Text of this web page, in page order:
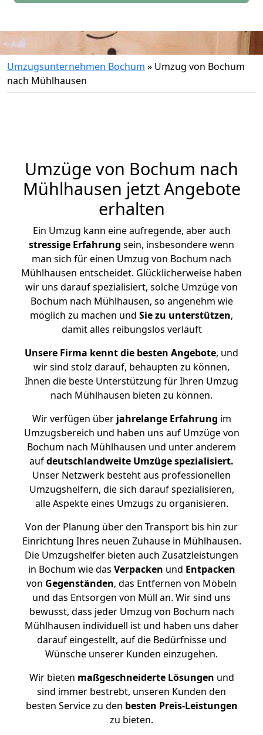
Umzugsunternehmen Bochum » Umzug von Bochum
nach Mühlhausen
Umzüge von Bochum nach
Mühlhausen jetzt Angebote
erhalten
Ein Umzug kann eine aufregende, aber auch
stressige Erfahrung sein, insbesondere wenn
man sich für einen Umzug von Bochum nach
Mühlhausen entscheidet. Glücklicherweise haben
wir uns darauf spezialisiert, solche Umzüge von
Bochum nach Mühlhausen, so angenehm wie
möglich zu machen und Sie zu unterstützen,
damit alles reibungslos verläuft
Unsere Firma kennt die besten Angebote, und
wir sind stolz darauf, behaupten zu können,
Ihnen die beste Unterstützung für Ihren Umzug
nach Mühlhausen bieten zu können.
Wir verfügen überjahrelange Erfahrung im
Umzugsbereich und haben uns auf Umzüge von
Bochum nach Mühlhausen und unter anderem
aufdeutschlandweite Umzüge spezialisiert.
Unser Netzwerk besteht aus professionellen
Umzugshelfern, die sich darauf spezialisieren,
alle Aspekte eines Umzugs zu organisieren.
Von der Planung über den Transport bis hin zur
Einrichtung Ihres neuen Zuhause in Mühlhausen.
Die Umzugshelfer bieten auch Zusatzleistungen
in Bochum wie das Verpacken und Entpacken
von Gegenständen, das Entfernen von Möbeln
und das Entsorgen von Müll an. Wir sind uns
bewusst, dass jeder Umzug von Bochum nach
Mühlhausen individuell ist und haben uns daher
darauf eingestellt, auf die Bedürfnisse und
Wünsche unserer Kunden einzugehen.
Wir bieten maßgeschneiderte Lösungen und
sind immer bestrebt, unseren Kunden den
besten Service zu den besten Preis-Leistungen
zu bieten.